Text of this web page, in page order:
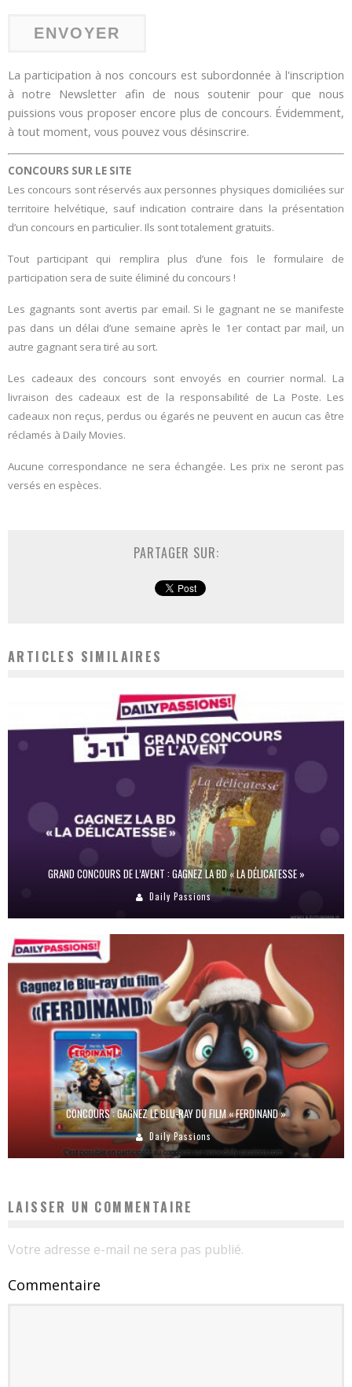
La participation à nos concours est subordonnée à l'inscription
à notre Newsletter afin de nous soutenir pour que nous
puissions vous proposer encore plus de concours. Évidemment,
à tout moment, vous pouvez vous désinscrire.
CONCOURS SUR LE SITE
Les concours sont réservés aux personnes physiques domiciliées sur
territoire helvétique, sauf indication contraire dans la présentation
d’un concours en particulier. Ils sont totalement gratuits.
Tout participant qui remplira plus d’une fois le formulaire de
participation sera de suite éliminé du concours !
Les gagnants sont avertis par email. Si le gagnant ne se manifeste
pas dans un délai d’une semaine après le 1er contact par mail, un
autre gagnant sera tiré au sort.
Les cadeaux des concours sont envoyés en courrier normal. La
livraison des cadeaux est de la responsabilité de La Poste. Les
cadeaux non reçus, perdus ou égarés ne peuvent en aucun cas être
réclamés à Daily Movies.
Aucune correspondance ne sera échangée. Les prix ne seront pas
versés en espèces.
PARTAGER SUR:
ARTICLES SIMILAIRES
GRAND CONCOURS DE L’AVENT : GAGNEZ LA BD « LA DÉLICATESSE »
Daily Passions
CONCOURS : GAGNEZ LE BLU-RAY DU FILM « FERDINAND »
Daily Passions
LAISSER UN COMMENTAIRE
Votre adresse e-mail ne sera pas publié.
Commentaire